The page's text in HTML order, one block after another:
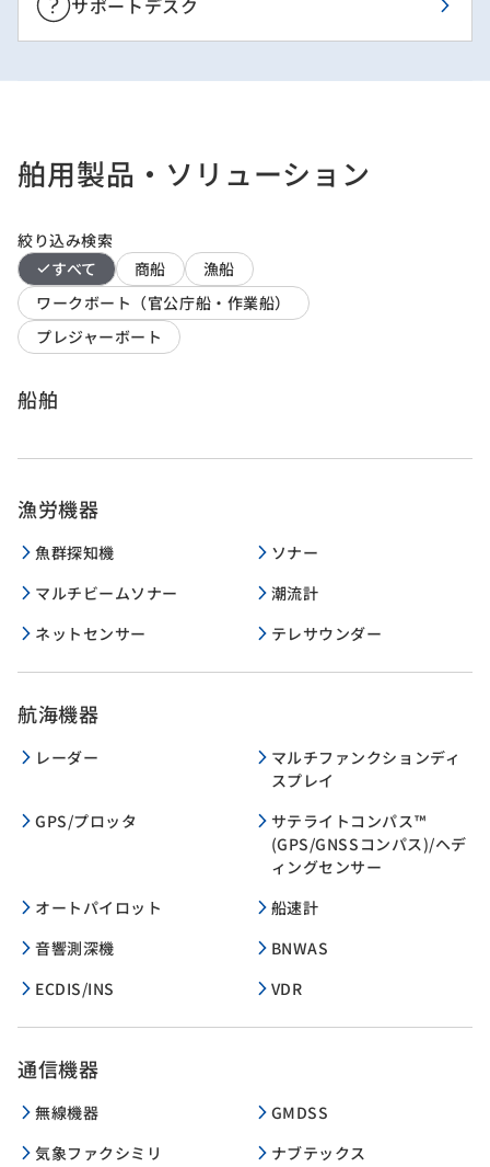
舶用製品・ソリューション
絞り込み検索
すべて
商船
漁船
ワークボート（官公庁船・作業船）
プレジャーボート
船舶
漁労機器
魚群探知機
ソナー
マルチビームソナー
潮流計
ネットセンサー
テレサウンダー
航海機器
レーダー
マルチファンクションディ
スプレイ
GPS/プロッタ
サテライトコンパス™
(GPS/GNSSコンパス)/ヘデ
ィングセンサー
オートパイロット
船速計
音響測深機
BNWAS
ECDIS/INS
VDR
通信機器
無線機器
GMDSS
気象ファクシミリ
ナブテックス